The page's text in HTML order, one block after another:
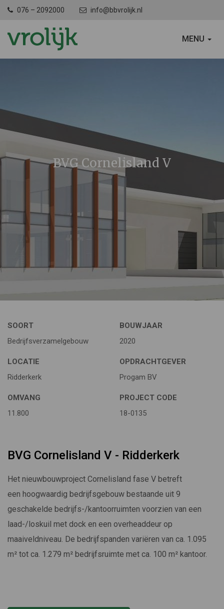
076 – 2092000 info@bbvrolijk.nl
SCHAKEL
MENU
BVG Cornelisland V
SOORT
Bedrijfsverzamelgebouw
BOUWJAAR
2020
LOCATIE
Ridderkerk
OPDRACHTGEVER
Progam BV
OMVANG
11.800
PROJECT CODE
18-0135
BVG Cornelisland V - Ridderkerk
Het nieuwbouwproject Cornelisland fase V betreft
een hoogwaardig bedrijfsgebouw bestaande uit 9
geschakelde bedrijfs-/kantoorruimten voorzien van een
laad-/loskuil met dock en een overheaddeur op
maaiveldniveau. De bedrijfspanden variëren van ca. 1.095
m² tot ca. 1.279 m² bedrijfsruimte met ca. 100 m² kantoor.